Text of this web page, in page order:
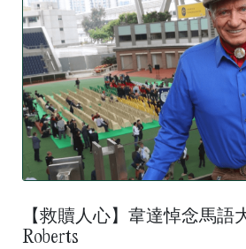
【救贖人心】韋達悼念馬語
Roberts